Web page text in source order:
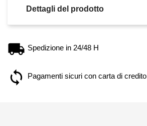
Dettagli del prodotto
Spedizione in 24/48 H
Pagamenti sicuri con carta di credito